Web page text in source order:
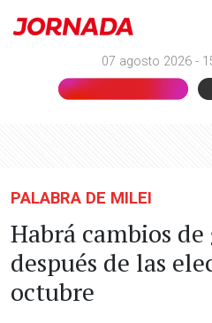
07 agosto 2026 -
PALABRA DE MILEI
Habrá cambios
después de las
octubre